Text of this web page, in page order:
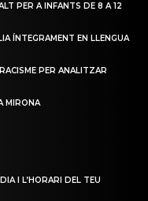
PER A INFANTS DE 8 A 12
ÍNTEGRAMENT EN LLENGUA
PER ANALITZAR
MIRONA
I L’HORARI DEL TEU